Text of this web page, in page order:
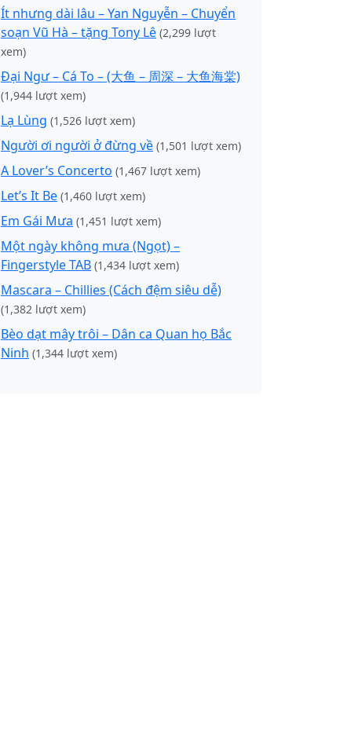
Ít nhưng dài lâu – Yan Nguyễn – Chuyển
soạn Vũ Hà – tặng Tony Lê (2,299 lượt
xem)
Đại Ngư – Cá To – (大鱼 – 周深 – 大鱼海棠)
(1,944 lượt xem)
Lạ Lùng (1,526 lượt xem)
Người ơi người ở đừng về (1,501 lượt xem)
A Lover’s Concerto (1,467 lượt xem)
Let’s It Be (1,460 lượt xem)
Em Gái Mưa (1,451 lượt xem)
Một ngày không mưa (Ngọt) –
Fingerstyle TAB (1,434 lượt xem)
Mascara – Chillies (Cách đệm siêu dễ)
(1,382 lượt xem)
Bèo dạt mây trôi – Dân ca Quan họ Bắc
Ninh (1,344 lượt xem)